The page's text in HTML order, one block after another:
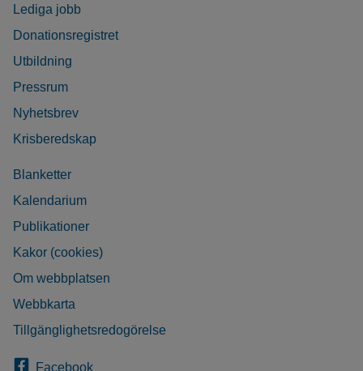
Lediga jobb
Donationsregistret
Utbildning
Pressrum
Nyhetsbrev
Krisberedskap
Blanketter
Kalendarium
Publikationer
Kakor (cookies)
Om webbplatsen
Webbkarta
Tillgänglighetsredogörelse
Facebook